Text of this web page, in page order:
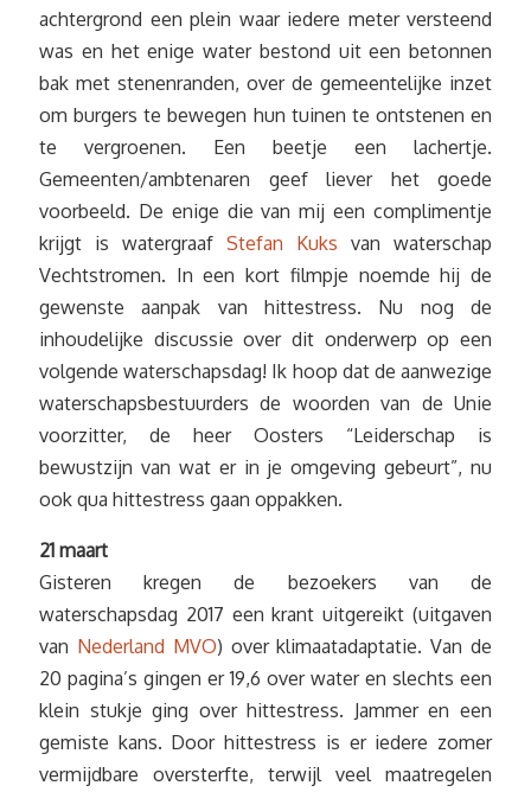
achtergrond een plein waar iedere meter versteend
was en het enige water bestond uit een betonnen
bak met stenenranden, over de gemeentelijke inzet
om burgers te bewegen hun tuinen te ontstenen en
te vergroenen. Een beetje een lachertje.
Gemeenten/ambtenaren geef liever het goede
voorbeeld. De enige die van mij een complimentje
krijgt is watergraaf Stefan Kuks van waterschap
Vechtstromen. In een kort filmpje noemde hij de
gewenste aanpak van hittestress. Nu nog de
inhoudelijke discussie over dit onderwerp op een
volgende waterschapsdag! Ik hoop dat de aanwezige
waterschapsbestuurders de woorden van de Unie
voorzitter, de heer Oosters “Leiderschap is
bewustzijn van wat er in je omgeving gebeurt”, nu
ook qua hittestress gaan oppakken.
21 maart
Gisteren kregen de bezoekers van de
waterschapsdag 2017 een krant uitgereikt (uitgaven
van Nederland MVO) over klimaatadaptatie. Van de
20 pagina’s gingen er 19,6 over water en slechts een
klein stukje ging over hittestress. Jammer en een
gemiste kans. Door hittestress is er iedere zomer
vermijdbare oversterfte, terwijl veel maatregelen